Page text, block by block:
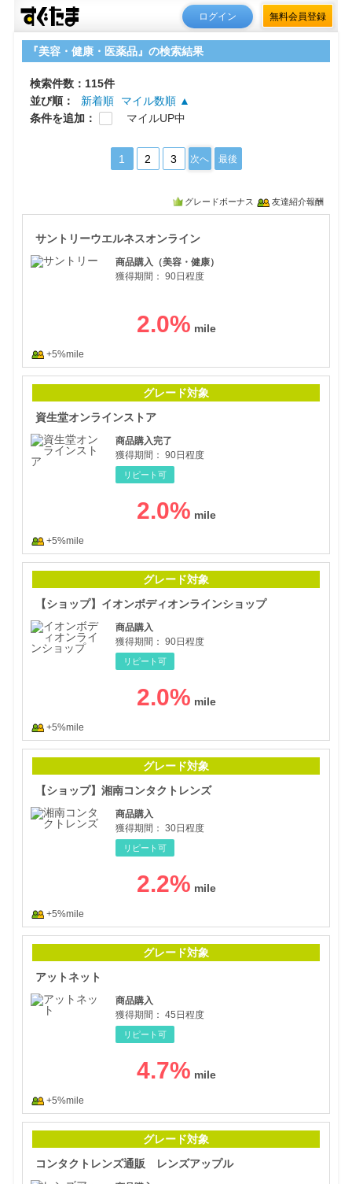
ログイン 無料会員登録
『美容・健康・医薬品』の検索結果
検索件数：115件
並び順：
新着順
マイル数順 ▲
条件を追加：
マイルUP中
1 2 3 次へ 最後
グレードボーナス 友達紹介報酬
サントリーウエルネスオンライン
商品購入（美容・健康）
獲得期間： 90日程度
2.0%
+5%mile
グレード対象
資生堂オンラインストア
商品購入完了
獲得期間： 90日程度
リピート可
2.0%
+5%mile
グレード対象
【ショップ】イオンボディオンラインショップ
商品購入
獲得期間： 90日程度
リピート可
2.0%
+5%mile
グレード対象
【ショップ】湘南コンタクトレンズ
商品購入
獲得期間： 30日程度
リピート可
2.2%
+5%mile
グレード対象
アットネット
商品購入
獲得期間： 45日程度
リピート可
4.7%
+5%mile
グレード対象
コンタクトレンズ通販 レンズアップル